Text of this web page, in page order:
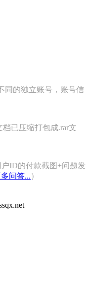
同的独立账号，账号信
档已压缩打包成.rar文
ID的付款截图+问题发
问答...）